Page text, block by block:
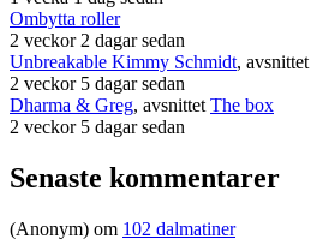
Ombytta roller
2 veckor 2 dagar sedan
Unbreakable Kimmy Schmidt, avsnittet
2 veckor 5 dagar sedan
Dharma & Greg, avsnittetThe box
2 veckor 5 dagar sedan
Senaste kommentarer
(Anonym) om 102 dalmatiner